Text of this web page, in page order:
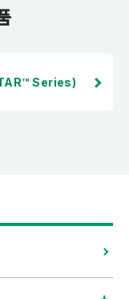
Series)